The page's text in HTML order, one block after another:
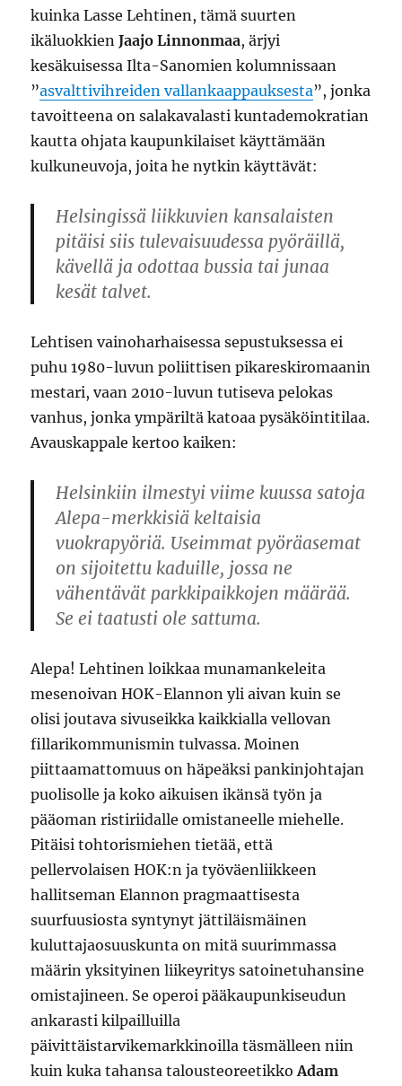
kuinka Lasse Lehtinen, tämä suurten
ikäluokkienJaajo Linnonmaa, ärjyi
kesäkuisessa Ilta-Sanomien kolumnissaan
”asvalttivihreiden vallankaappauksesta”, jonka
tavoitteena on salakavalasti kuntademokratian
kautta ohjata kaupunkilaiset käyttämään
kulkuneuvoja, joita he nytkin käyttävät:
Helsingissä liikkuvien kansalaisten
pitäisi siis tulevaisuudessa pyöräillä,
kävellä ja odottaa bussia tai junaa
kesät talvet.
Lehtisen vainoharhaisessa sepustuksessa ei
puhu 1980-luvun poliittisen pikareskiromaanin
mestari, vaan 2010-luvun tutiseva pelokas
vanhus, jonka ympäriltä katoaa pysäköintitilaa.
Avauskappale kertoo kaiken:
Helsinkiin ilmestyi viime kuussa satoja
Alepa-merkkisiä keltaisia
vuokrapyöriä. Useimmat pyöräasemat
on sijoitettu kaduille, jossa ne
vähentävät parkkipaikkojen määrää.
Se ei taatusti ole sattuma.
Alepa! Lehtinen loikkaa munamankeleita
mesenoivan HOK-Elannon yli aivan kuin se
olisi joutava sivuseikka kaikkialla vellovan
fillarikommunismin tulvassa. Moinen
piittaamattomuus on häpeäksi pankinjohtajan
puolisolle ja koko aikuisen ikänsä työn ja
pääoman ristiriidalle omistaneelle miehelle.
Pitäisi tohtorismiehen tietää, että
pellervolaisen HOK:n ja työväenliikkeen
hallitseman Elannon pragmaattisesta
suurfuusiosta syntynyt jättiläismäinen
kuluttajaosuuskunta on mitä suurimmassa
määrin yksityinen liikeyritys satoinetuhansine
omistajineen. Se operoi pääkaupunkiseudun
ankarasti kilpailluilla
päivittäistarvikemarkkinoilla täsmälleen niin
kuin kuka tahansa talousteoreetikkoAdam